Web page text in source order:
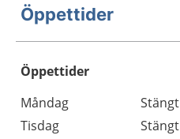
Öppettider
Öppettider
Dag
Öppettider
Kommentarer
Måndag
Stängt
Tisdag
Stängt